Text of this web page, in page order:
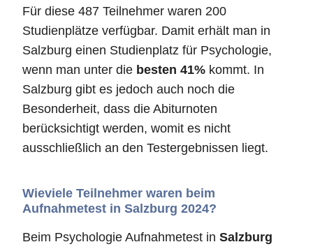
Für diese 487 Teilnehmer waren 200
Studienplätze verfügbar. Damit erhält man in
Salzburg einen Studienplatz für Psychologie,
wenn man unter die besten 41% kommt. In
Salzburg gibt es jedoch auch noch die
Besonderheit, dass die Abiturnoten
berücksichtigt werden, womit es nicht
ausschließlich an den Testergebnissen liegt.
Wieviele Teilnehmer waren beim
Aufnahmetest in Salzburg 2024?
Beim Psychologie Aufnahmetest in Salzburg